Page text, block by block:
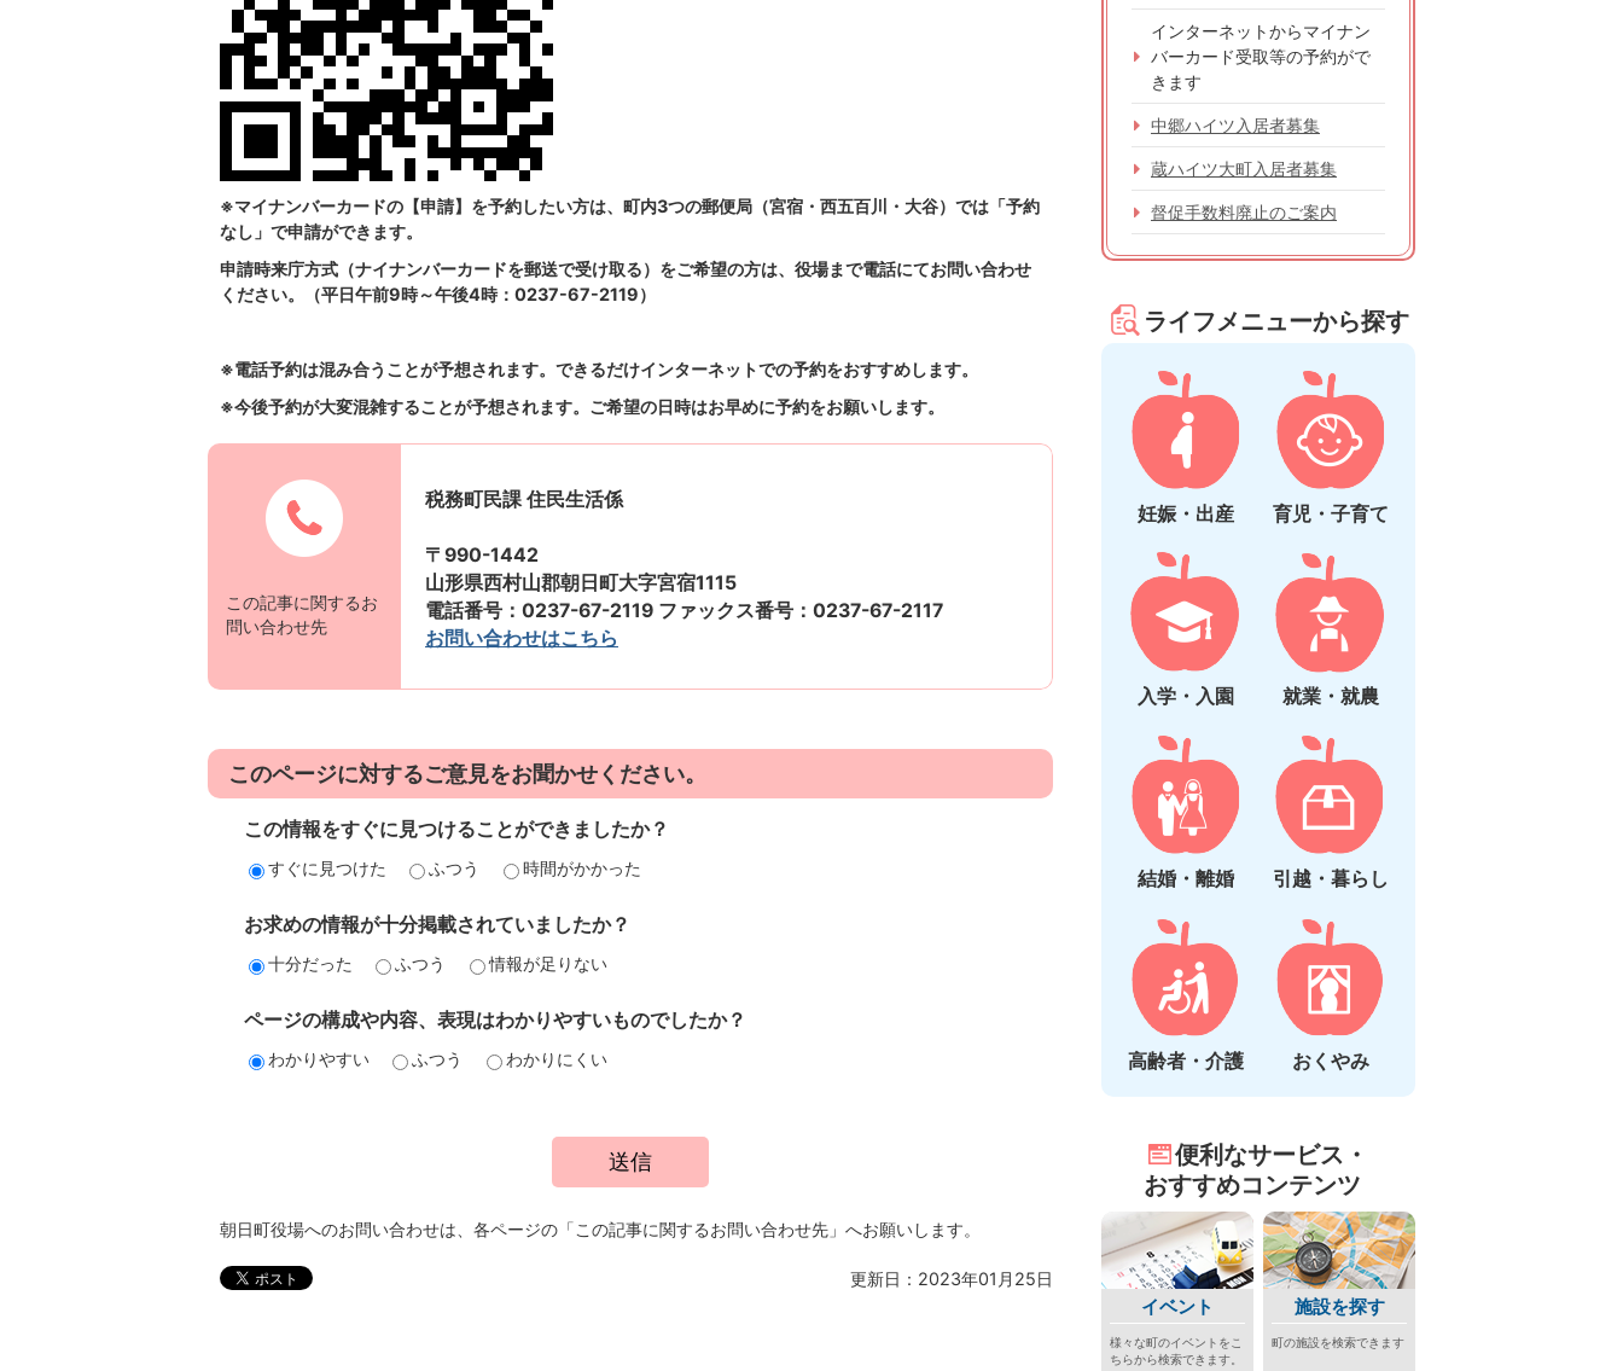
※マイナンバーカードの【申請】を予約したい方は、町内3つの郵便局（宮宿・西五百川・大谷）では「予約
なし」で申請ができます。
申請時来庁方式（ナイナンバーカードを郵送で受け取る）をご希望の方は、役場まで電話にてお問い合わせ
ください。（平日午前9時～午後4時：0237-67-2119）
※電話予約は混み合うことが予想されます。できるだけインターネットでの予約をおすすめします。
※今後予約が大変混雑することが予想されます。ご希望の日時はお早めに予約をお願いします。
この記事に関するお
問い合わせ先
税務町民課 住民生活係
〒990-1442
山形県西村山郡朝日町大字宮宿1115
電話番号：0237-67-2119 ファックス番号：0237-67-2117
お問い合わせはこちら
このページに対するご意見をお聞かせください。
この情報をすぐに見つけることができましたか？
すぐに見つけた ふつう 時間がかかった
お求めの情報が十分掲載されていましたか？
十分だった ふつう 情報が足りない
ページの構成や内容、表現はわかりやすいものでしたか？
わかりやすい ふつう わかりにくい
朝日町役場へのお問い合わせは、各ページの「この記事に関するお問い合わせ先」へお願いします。
更新日：2023年01月25日
インターネットからマイナン
バーカード受取等の予約がで
きます
中郷ハイツ入居者募集
蔵ハイツ大町入居者募集
督促手数料廃止のご案内
ライフメニューから探す
妊娠・出産 育児・子育て
入学・入園 就業・就農
結婚・離婚 引越・暮らし
高齢者・介護 おくやみ
便利なサービス・
おすすめコンテンツ
イベント
様々な町のイベントをこ
ちらから検索できます。
施設を探す
町の施設を検索できます